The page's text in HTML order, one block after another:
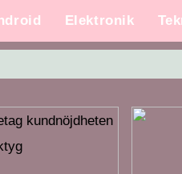
Elektronik